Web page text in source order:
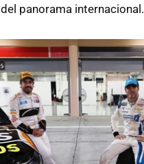
del panorama internacional.